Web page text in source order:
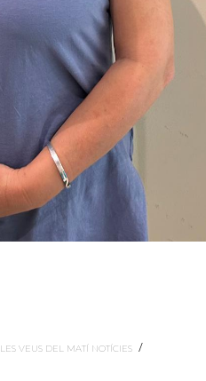
LES VEUS DEL MATÍ NOTÍCIES /